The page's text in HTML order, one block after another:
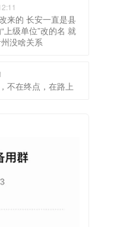
来的 长安一直是县
上级单位”改的名 就
没啥关系
不在终点，在路上